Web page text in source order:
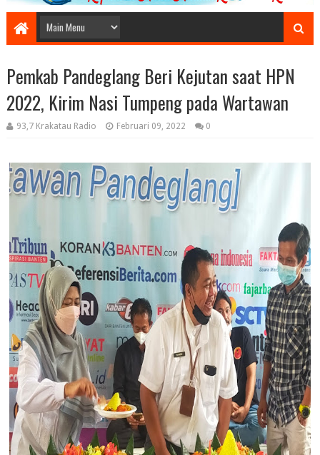
Pemkab Pandeglang Beri Kejutan saat HPN
2022, Kirim Nasi Tumpeng pada Wartawan
93,7 Krakatau Radio Februari 09, 2022 0